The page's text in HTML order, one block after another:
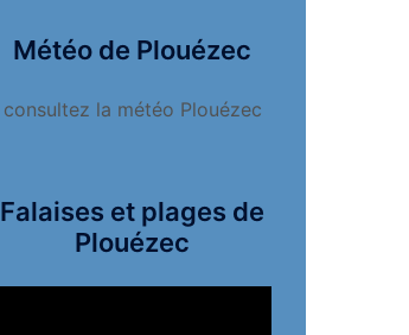
Météo de Plouézec
consultez la météo Plouézec
Falaises et plages de
Plouézec